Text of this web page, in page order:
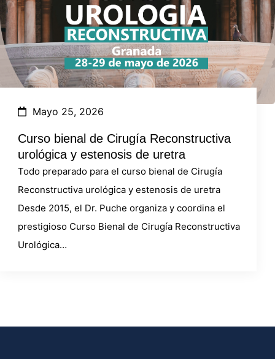
Mayo 25, 2026
Curso bienal de Cirugía Reconstructiva
urológica y estenosis de uretra
Todo preparado para el curso bienal de Cirugía
Reconstructiva urológica y estenosis de uretra
Desde 2015, el Dr. Puche organiza y coordina el
prestigioso Curso Bienal de Cirugía Reconstructiva
Urológica…